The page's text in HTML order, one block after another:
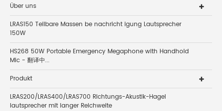
Über uns
LRAS150 Teilbare Massen be nachricht igung Lautsprecher
150W
HS268 50W Portable Emergency Megaphone with Handhold
Mic - 翻译中...
Produkt
LRAS200/LRAS400/LRAS700 Richtungs-Akustik-Hagel
lautsprecher mit langer Reichweite